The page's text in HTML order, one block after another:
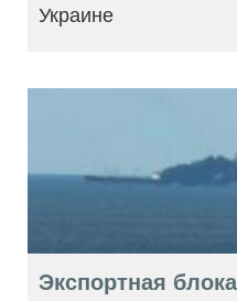
Украине
Экспортная